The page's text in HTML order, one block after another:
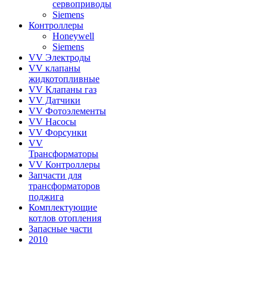
сервоприводы
Siemens
Контроллеры
Honeywell
Siemens
VV Электроды
VV клапаны
жидкотопливные
VV Клапаны газ
VV Датчики
VV Фотоэлементы
VV Насосы
VV Форсунки
VV
Трансформаторы
VV Контроллеры
Запчасти для
трансформаторов
поджига
Комплектующие
котлов отопления
Запасные части
2010